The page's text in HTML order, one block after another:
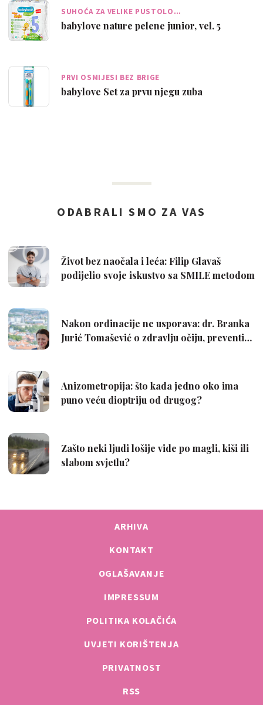
SUHOĆA ZA VELIKE PUSTOLO…
babylove nature pelene junior, vel. 5
PRVI OSMIJESI BEZ BRIGE
babylove Set za prvu njegu zuba
ARHIVA
KONTAKT
OGLAŠAVANJE
IMPRESSUM
POLITIKA KOLAČIĆA
UVJETI KORIŠTENJA
PRIVATNOST
RSS